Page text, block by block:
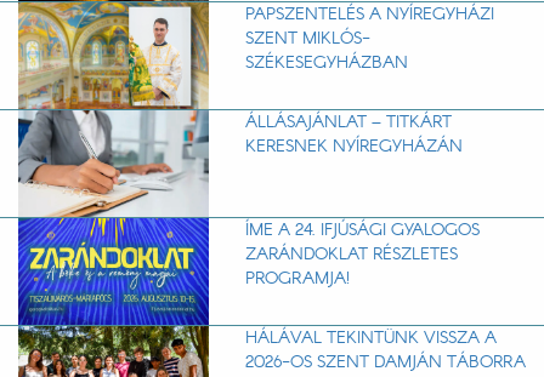
PAPSZENTELÉS A NYÍREGYHÁZI
SZENT MIKLÓS-
SZÉKESEGYHÁZBAN
ÁLLÁSAJÁNLAT – TITKÁRT
KERESNEK NYÍREGYHÁZÁN
ÍME A 24. IFJÚSÁGI GYALOGOS
ZARÁNDOKLAT RÉSZLETES
PROGRAMJA!
HÁLÁVAL TEKINTÜNK VISSZA A
2026-OS SZENT DAMJÁN TÁBORRA